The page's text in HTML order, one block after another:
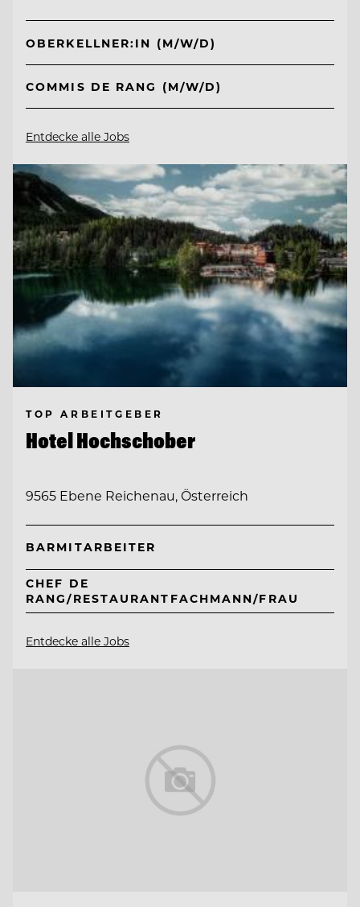
OBERKELLNER:IN (M/W/D)
COMMIS DE RANG (M/W/D)
Entdecke alle Jobs
TOP ARBEITGEBER
Hotel Hochschober
9565 Ebene Reichenau, Österreich
BARMITARBEITER
CHEF DE
RANG/RESTAURANTFACHMANN/FRAU
Entdecke alle Jobs